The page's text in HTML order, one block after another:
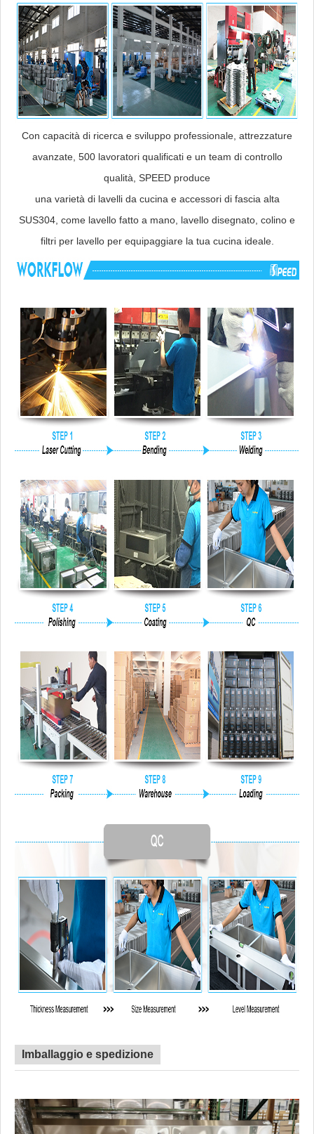
Con capacità di ricerca e sviluppo professionale, attrezzature
avanzate, 500 lavoratori qualificati e un team di controllo
qualità, SPEED produce
una varietà di lavelli da cucina e accessori di fascia alta
SUS304, come lavello fatto a mano, lavello disegnato, colino e
filtri per lavello per equipaggiare la tua cucina ideale.
Imballaggio e spedizione